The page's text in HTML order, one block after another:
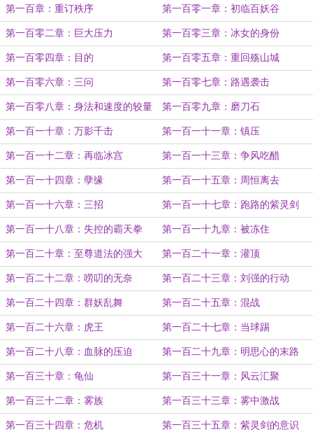
第一百章：重订秩序 第一百零一章：初临百妖谷
第一百零二章：巨大压力 第一百零三章：冰女的身份
第一百零四章：目的 第一百零五章：重回殇山城
第一百零六章：三问 第一百零七章：路遇袭击
第一百零八章：身法和速度的较量 第一百零九章：磨刀石
第一百一十章：万影千击 第一百一十一章：镇压
第一百一十二章：再临冰宫 第一百一十三章：争风吃醋
第一百一十四章：孽缘 第一百一十五章：周恒离去
第一百一十六章：三招 第一百一十七章：跑路的紫灵剑
第一百一十八章：失控的霸天拳 第一百一十九章：被冻住
第一百二十章：至尊道法的强大 第一百二十一章：灌顶
第一百二十二章：唠叨的无奈 第一百二十三章：刘强的行动
第一百二十四章：群妖乱舞 第一百二十五章：混战
第一百二十六章：虎王 第一百二十七章：当球踢
第一百二十八章：血脉的压迫 第一百二十九章：明思心的末路
第一百三十章：龟仙 第一百三十一章：风云汇聚
第一百三十二章：雾族 第一百三十三章：雾中激战
第一百三十四章：危机 第一百三十五章：紫灵剑的意识